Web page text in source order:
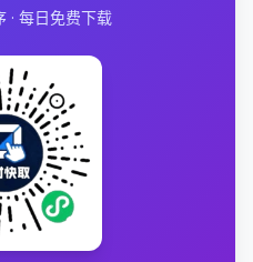
· 每日免费下载